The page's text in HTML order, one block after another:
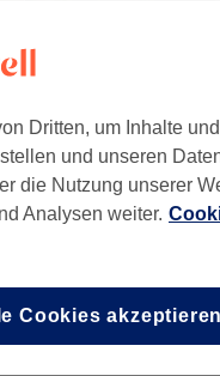
, 89407
Treatwell
Dort warten
Dritten, um Inhalte
und unseren
die Nutzung unserer
Analysen weiter.
Cookies akzeptieren